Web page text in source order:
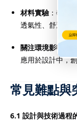
材料實驗 ：學習
透氣性、舒適性
關注環境影響
：
應用於設計中，
常見難點與
6.1 設計與技術過程